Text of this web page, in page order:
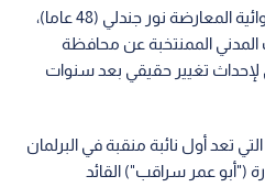
وشمل التمثيل النسائي أيضا الروائية المعارضة نور جندلي (48 عاما)،
المدني الممنتخبة عن محافظة
تغيير حقيقي بعد سنوات
تعد أول نائبة منقبة في البرلمان
("أبو عمر سراقب") القائد